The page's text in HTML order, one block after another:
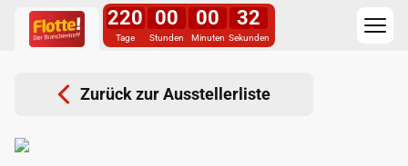
220
Tage
00
Stunden
00
Minuten
32
Sekunden
Zurück zur Ausstellerliste